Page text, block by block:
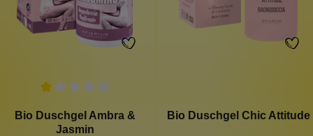
Bio Duschgel Ambra &
Jasmin
Bio Duschgel Chic Attitude